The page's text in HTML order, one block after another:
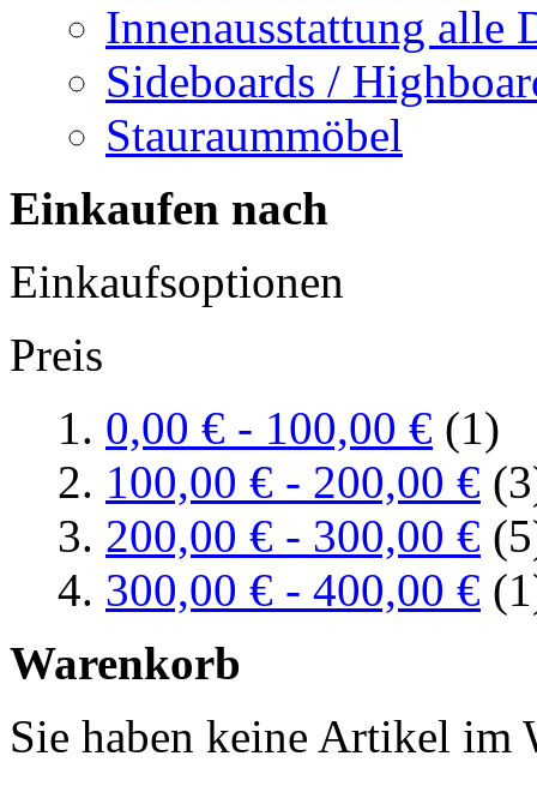
Innenausstattung alle
Sideboards /
Stauraummöbel
Einkaufen nach
Einkaufsoptionen
Preis
0,00 € - 100,00 € (1)
100,00 € - 200,00 €
200,00 € - 300,00 €
300,00 € - 400,00 €
Warenkorb
Sie haben keine Artikel im